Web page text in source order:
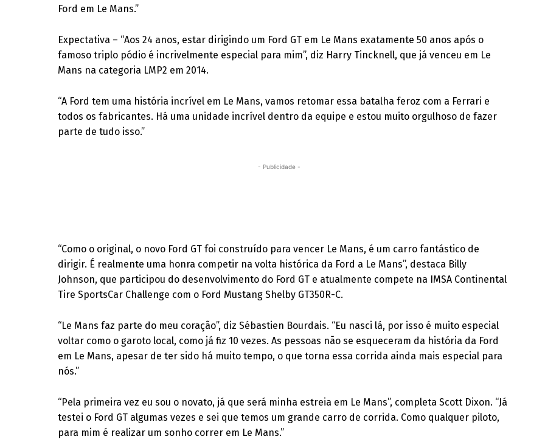
Ford em Le Mans.”
Expectativa – “Aos 24 anos, estar dirigindo um Ford GT em Le Mans exatamente 50 anos após o
famoso triplo pódio é incrivelmente especial para mim”, diz Harry Tincknell, que já venceu em Le
Mans na categoria LMP2 em 2014.
“A Ford tem uma história incrível em Le Mans, vamos retomar essa batalha feroz com a Ferrari e
todos os fabricantes. Há uma unidade incrível dentro da equipe e estou muito orgulhoso de fazer
parte de tudo isso.”
- Publicidade -
“Como o original, o novo Ford GT foi construído para vencer Le Mans, é um carro fantástico de
dirigir. É realmente uma honra competir na volta histórica da Ford a Le Mans”, destaca Billy
Johnson, que participou do desenvolvimento do Ford GT e atualmente compete na IMSA Continental
Tire SportsCar Challenge com o Ford Mustang Shelby GT350R-C.
“Le Mans faz parte do meu coração”, diz Sébastien Bourdais. “Eu nasci lá, por isso é muito especial
voltar como o garoto local, como já fiz 10 vezes. As pessoas não se esqueceram da história da Ford
em Le Mans, apesar de ter sido há muito tempo, o que torna essa corrida ainda mais especial para
nós.”
“Pela primeira vez eu sou o novato, já que será minha estreia em Le Mans”, completa Scott Dixon. “Já
testei o Ford GT algumas vezes e sei que temos um grande carro de corrida. Como qualquer piloto,
para mim é realizar um sonho correr em Le Mans.”